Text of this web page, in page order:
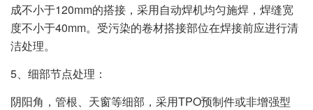
成不小于120mm的搭接，采用自动焊机均匀施焊，焊缝宽
度不小于40mm。受污染的卷材搭接部位在焊接前应进行清
洁处理。
5、细部节点处理：
阴阳角，管根、天窗等细部，采用TPO预制件或非增强型